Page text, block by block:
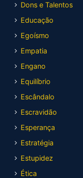
Dons e Talentos
Educação
Egoísmo
Empatia
Engano
Equilíbrio
Escândalo
Escravidão
Esperança
Estratégia
Estupidez
Ética